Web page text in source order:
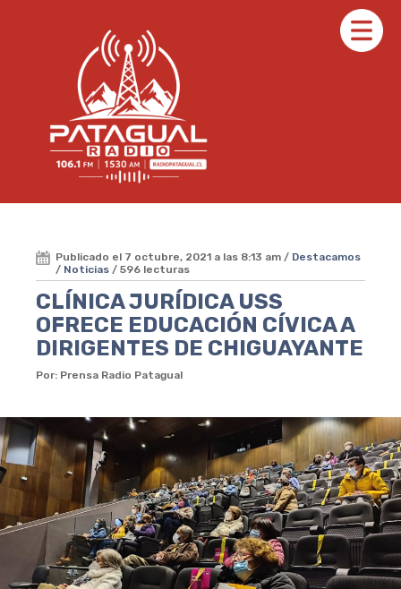
Publicado el 7 octubre, 2021 a las 8:13 am / Destacamos
/ Noticias / 596 lecturas
CLÍNICA JURÍDICA USS
OFRECE EDUCACIÓN CÍVICA A
DIRIGENTES DE CHIGUAYANTE
Por: Prensa Radio Patagual